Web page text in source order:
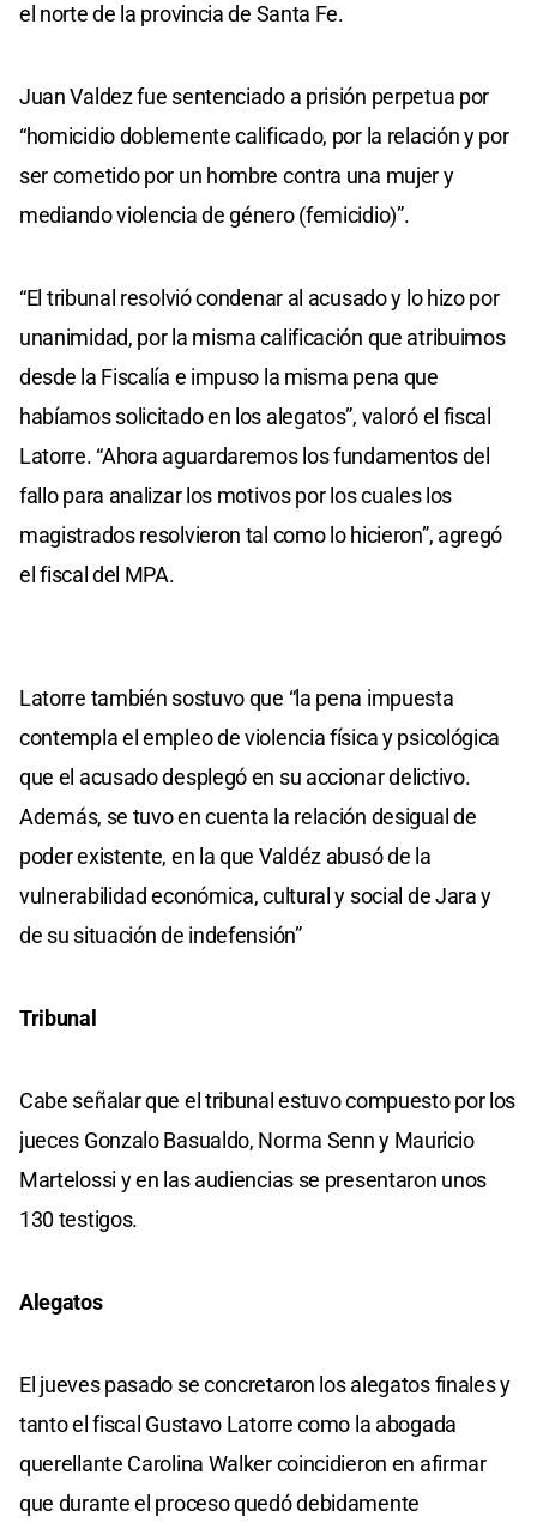
el norte de la provincia de Santa Fe.
Juan Valdez fue sentenciado a prisión perpetua por
“homicidio doblemente calificado, por la relación y por
ser cometido por un hombre contra una mujer y
mediando violencia de género (femicidio)”.
“El tribunal resolvió condenar al acusado y lo hizo por
unanimidad, por la misma calificación que atribuimos
desde la Fiscalía e impuso la misma pena que
habíamos solicitado en los alegatos”, valoró el fiscal
Latorre. “Ahora aguardaremos los fundamentos del
fallo para analizar los motivos por los cuales los
magistrados resolvieron tal como lo hicieron”, agregó
el fiscal del MPA.
Latorre también sostuvo que “la pena impuesta
contempla el empleo de violencia física y psicológica
que el acusado desplegó en su accionar delictivo.
Además, se tuvo en cuenta la relación desigual de
poder existente, en la que Valdéz abusó de la
vulnerabilidad económica, cultural y social de Jara y
de su situación de indefensión”
Tribunal
Cabe señalar que el tribunal estuvo compuesto por los
jueces Gonzalo Basualdo, Norma Senn y Mauricio
Martelossi y en las audiencias se presentaron unos
130 testigos.
Alegatos
El jueves pasado se concretaron los alegatos finales y
tanto el fiscal Gustavo Latorre como la abogada
querellante Carolina Walker coincidieron en afirmar
que durante el proceso quedó debidamente